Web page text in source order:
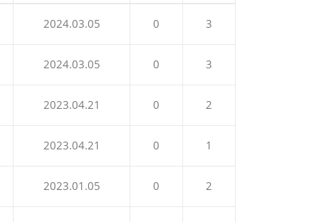
2024.03.05 0 3
2024.03.05 0 3
2023.04.21 0 2
2023.04.21 0 1
2023.01.05 0 2